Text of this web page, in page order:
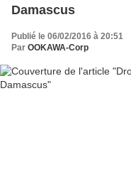
Damascus
Publié le 06/02/2016 à 20:51
Par OOKAWA-Corp